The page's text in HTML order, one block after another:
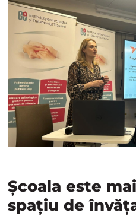
Școala este
spațiu de